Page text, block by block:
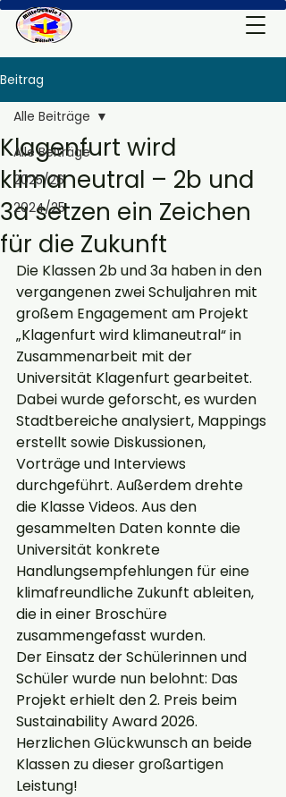
Beitrag
Alle Beiträge
2025/26
2024/25
Alle Beiträge
Klagenfurt wird
klimaneutral – 2b und
3a setzen ein Zeichen
für die Zukunft
Die Klassen 2b und 3a haben in den
vergangenen zwei Schuljahren mit
großem Engagement am Projekt
„Klagenfurt wird klimaneutral“ in
Zusammenarbeit mit der
Universität Klagenfurt gearbeitet.
Dabei wurde geforscht, es wurden
Stadtbereiche analysiert, Mappings
erstellt sowie Diskussionen,
Vorträge und Interviews
durchgeführt. Außerdem drehte
die Klasse Videos. Aus den
gesammelten Daten konnte die
Universität konkrete
Handlungsempfehlungen für eine
klimafreundliche Zukunft ableiten,
die in einer Broschüre
zusammengefasst wurden.
Der Einsatz der Schülerinnen und
Schüler wurde nun belohnt: Das
Projekt erhielt den 2. Preis beim
Sustainability Award 2026.
Herzlichen Glückwunsch an beide
Klassen zu dieser großartigen
Leistung!